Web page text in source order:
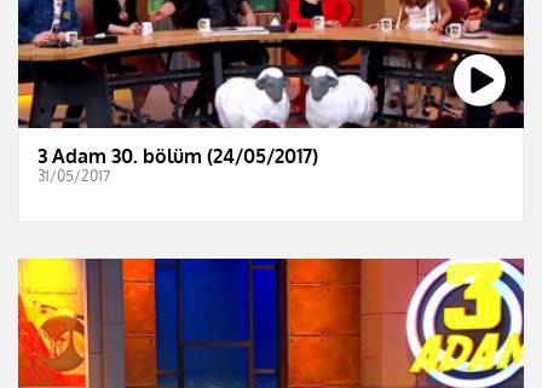
3 Adam 30. bölüm (24/05/2017)
31/05/2017